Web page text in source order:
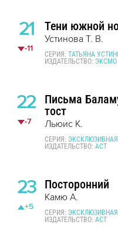
21 Тени южной
Устинова Т. В.
СЕРИЯ: ТАТЬЯНА
ИЗДАТЕЛЬСТВО: ЭКСМО
-11
22
Письма
тост
Льюис К.
СЕРИЯ:
ИЗДАТЕЛЬСТВО: АСТ
-7
23 Посторонний
Камю А.
СЕРИЯ:
ИЗДАТЕЛЬСТВО: АСТ
+5